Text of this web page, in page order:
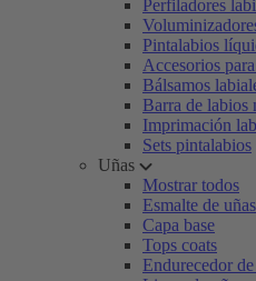
Perfiladores
Pintalabios
Accesorios
Bálsamos
Barra de labios
Imprimación
Sets pintalabios
Uñas
Mostrar todos
Esmalte de uñas
Capa base
Tops coats
Endurecedor